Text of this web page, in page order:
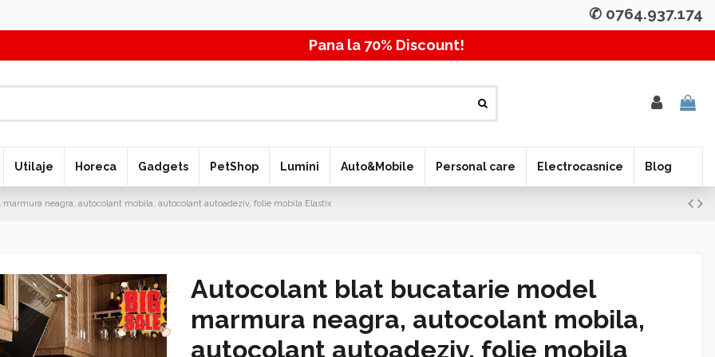
✆ 0764.937.174
Pana la 70% Discount! Pana la
Utilaje Horeca Gadgets PetShop Lumini Auto&Mobile Personal care Electrocasnice Blog
neagra, autocolant mobila, autocolant autoadeziv, folie mobila Elastix
Autocolant blat bucatarie model
marmura neagra, autocolant mobila,
autocolant autoadeziv, folie mobila